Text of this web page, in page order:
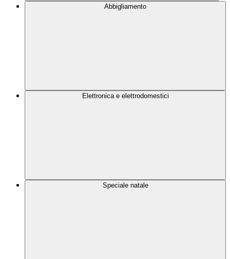
Abbigliamento
Elettronica e elettrodomestici
Speciale natale